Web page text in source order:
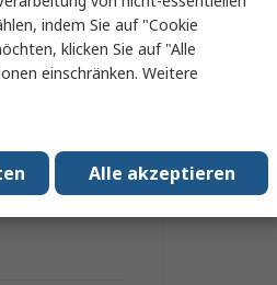
indem Sie auf "Cookie
klicken Sie auf "Alle
einschränken. Weitere
Alle akzeptieren